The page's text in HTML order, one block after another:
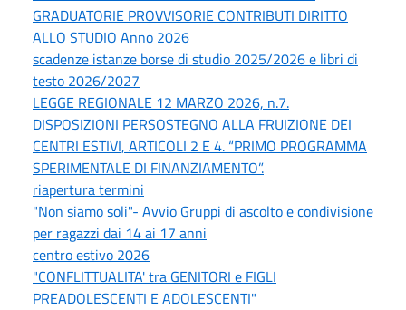
GRADUATORIE PROVVISORIE CONTRIBUTI DIRITTO
ALLO STUDIO Anno 2026
scadenze istanze borse di studio 2025/2026 e libri di
testo 2026/2027
LEGGE REGIONALE 12 MARZO 2026, n.7.
DISPOSIZIONI PERSOSTEGNO ALLA FRUIZIONE DEI
CENTRI ESTIVI, ARTICOLI 2 E 4. “PRIMO PROGRAMMA
SPERIMENTALE DI FINANZIAMENTO”.
riapertura termini
"Non siamo soli"- Avvio Gruppi di ascolto e condivisione
per ragazzi dai 14 ai 17 anni
centro estivo 2026
"CONFLITTUALITA' tra GENITORI e FIGLI
PREADOLESCENTI E ADOLESCENTI"